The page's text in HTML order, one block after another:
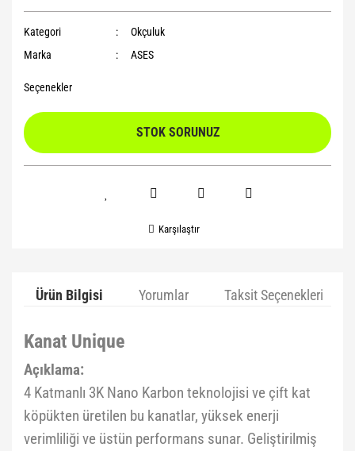
Kategori
Okçuluk
Marka
ASES
Seçenekler
STOK SORUNUZ
Karşılaştır
Ürün Bilgisi Yorumlar Taksit Seçenekleri
Kanat Unique
Açıklama:
4 Katmanlı 3K Nano Karbon teknolojisi ve çift kat
köpükten üretilen bu kanatlar, yüksek enerji
verimliliği ve üstün performans sunar. Geliştirilmiş